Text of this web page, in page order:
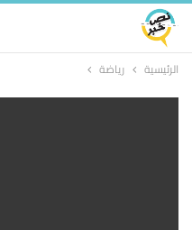
الرئيسية رياضة